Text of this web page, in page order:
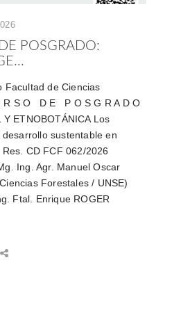
POSGRADO:
Facultad de Ciencias
R S O D E P O S G R A D O
Y ETNOBOTÁNICA Los
sustentable en
CD FCF 062/2026
Ing. Agr. Manuel Oscar
Forestales / UNSE)
Ftal. Enrique ROGER